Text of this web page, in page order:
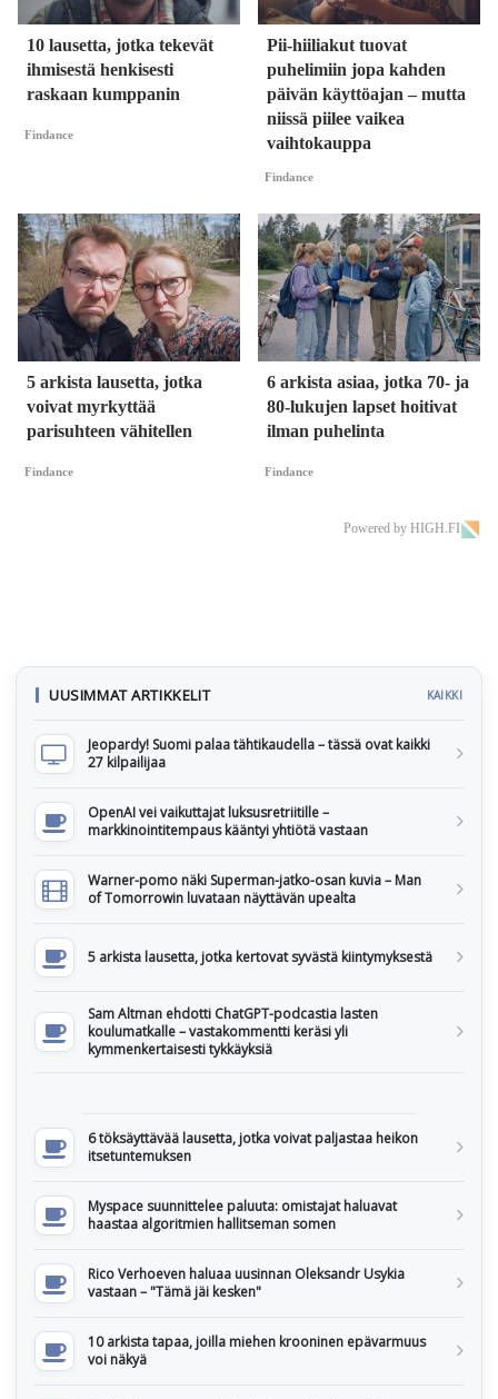
10 lausetta, jotka tekevät
ihmisestä henkisesti
raskaan kumppanin
Findance
Pii-hiiliakut tuovat
puhelimiin jopa kahden
päivän käyttöajan – mutta
niissä piilee vaikea
vaihtokauppa
Findance
5 arkista lausetta, jotka
voivat myrkyttää
parisuhteen vähitellen
Findance
6 arkista asiaa, jotka 70- ja
80-lukujen lapset hoitivat
ilman puhelinta
Findance
Powered by HIGH.FI
UUSIMMAT ARTIKKELIT KAIKKI
Jeopardy! Suomi palaa tähtikaudella – tässä ovat kaikki
27 kilpailijaa
OpenAI vei vaikuttajat luksusretriitille –
markkinointitempaus kääntyi yhtiötä vastaan
Warner-pomo näki Superman-jatko-osan kuvia – Man
of Tomorrowin luvataan näyttävän upealta
5 arkista lausetta, jotka kertovat syvästä kiintymyksestä
Sam Altman ehdotti ChatGPT-podcastia lasten
koulumatkalle – vastakommentti keräsi yli
kymmenkertaisesti tykkäyksiä
6 töksäyttävää lausetta, jotka voivat paljastaa heikon
itsetuntemuksen
Myspace suunnittelee paluuta: omistajat haluavat
haastaa algoritmien hallitseman somen
Rico Verhoeven haluaa uusinnan Oleksandr Usykia
vastaan – "Tämä jäi kesken"
10 arkista tapaa, joilla miehen krooninen epävarmuus
voi näkyä